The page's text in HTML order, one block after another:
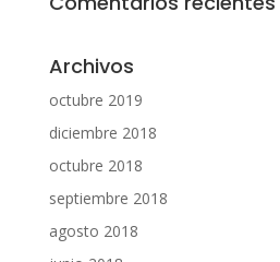
Archivos
octubre 2019
diciembre 2018
octubre 2018
septiembre 2018
agosto 2018